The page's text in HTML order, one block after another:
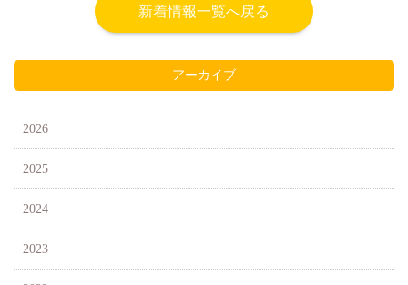
新着情報一覧へ戻る
アーカイブ
2026
2025
2024
2023